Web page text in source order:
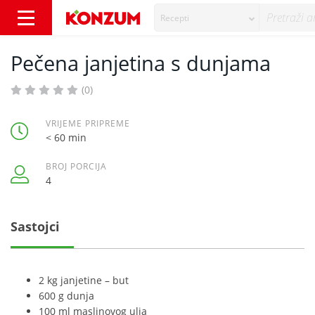
Recepti
Pečena janjetina s dunjama
(0)
VRIJEME PRIPREME
< 60 min
BROJ PORCIJA
4
Sastojci
2 kg janjetine – but
600 g dunja
100 ml maslinovog ulja